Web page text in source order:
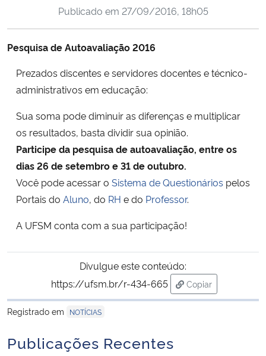
Ministério da Cidadania
Ministério de Minas e Energia
Ministério do Meio Ambiente
Ministério do Turismo
Ministério do Desenvolvimento Regional
Controladoria-Geral da União
Ministério da Mulher, da Família e dos Direitos Humanos
Publicado em 27/09/2016, 18h05
Pesquisa de Autoavaliação 2016
Prezados discentes e servidores docentes e técnico-
administrativos em educação:
Sua soma pode diminuir as diferenças e multiplicar
os resultados, basta dividir sua opinião.
Participe da pesquisa de autoavaliação, entre os
dias 26 de setembro e 31 de outubro.
Você pode acessar o Sistema de Questionários pelos
Portais do Aluno, do RH e do Professor.
A UFSM conta com a sua participação!
Divulgue este conteúdo:
https://ufsm.br/r-434-665
Copiar
para área de
Registrado em
NOTÍCIAS
Publicações Recentes